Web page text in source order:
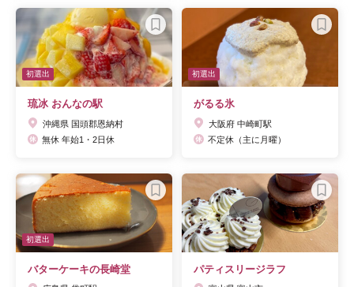
初選出
琉冰 おんなの駅
沖縄県 国頭郡恩納村
無休 年始1・2日休
初選出
がるる氷
大阪府 中崎町駅
不定休（主に月曜）
初選出
バターケーキの長崎堂 パティスリージラフ